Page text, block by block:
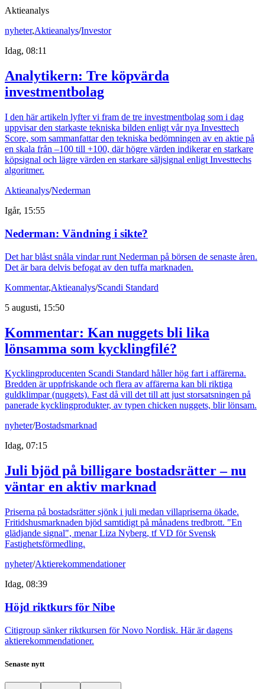
Aktieanalys
nyheter,Aktieanalys/Investor
Idag, 08:11
Analytikern: Tre köpvärda
investmentbolag
I den här artikeln lyfter vi fram de tre investmentbolag som i dag
uppvisar den starkaste tekniska bilden enligt vår nya Investtech
Score, som sammanfattar den tekniska bedömningen av en aktie på
en skala från –100 till +100, där högre värden indikerar en starkare
köpsignal och lägre värden en starkare säljsignal enligt Investtechs
algoritmer.
Aktieanalys/Nederman
Igår, 15:55
Nederman: Vändning i sikte?
Det har blåst snåla vindar runt Nederman på börsen de senaste åren.
Det är bara delvis befogat av den tuffa marknaden.
Kommentar,Aktieanalys/Scandi Standard
5 augusti, 15:50
Kommentar: Kan nuggets bli lika
lönsamma som kycklingfilé?
Kycklingproducenten Scandi Standard håller hög fart i affärerna.
Bredden är uppfriskande och flera av affärerna kan bli riktiga
guldklimpar (nuggets). Fast då vill det till att just storsatsningen på
panerade kycklingprodukter, av typen chicken nuggets, blir lönsam.
nyheter/Bostadsmarknad
Idag, 07:15
Juli bjöd på billigare bostadsrätter – nu
väntar en aktiv marknad
Priserna på bostadsrätter sjönk i juli medan villapriserna ökade.
Fritidshusmarknaden bjöd samtidigt på månadens tredbrott. "En
glädjande signal", menar Liza Nyberg, tf VD för Svensk
Fastighetsförmedling.
nyheter/Aktierekommendationer
Idag, 08:39
Höjd riktkurs för Nibe
Citigroup sänker riktkursen för Novo Nordisk. Här är dagens
aktierekommendationer.
Senaste nytt